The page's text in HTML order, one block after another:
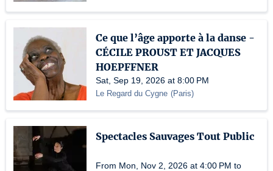
Ce que l’âge apporte à la danse -
CÉCILE PROUST ET JACQUES
HOEPFFNER
Sat, Sep 19, 2026 at 8:00 PM
Le Regard du Cygne (Paris)
Spectacles Sauvages Tout Public
From Mon, Nov 2, 2026 at 4:00 PM to